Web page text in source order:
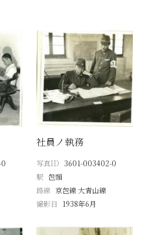
社員ノ執務
写真ID 3601-003402-0
駅 包頭
路線 京包線 大青山線
撮影日
1938年6月